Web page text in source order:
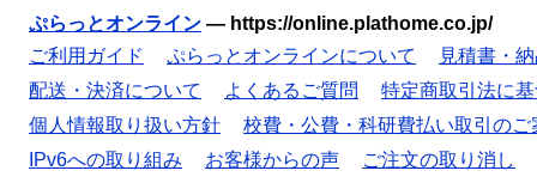
ぷらっとオンライン — https://online.plathome.co.jp/
ご利用ガイド
ぷらっとオンラインについて
見積書・
配送・決済について
よくあるご質問
特定商取引法に
個人情報取り扱い方針
校費・公費・科研費払い取引のご
IPv6への取り組み
お客様からの声 ご注文の取り消し